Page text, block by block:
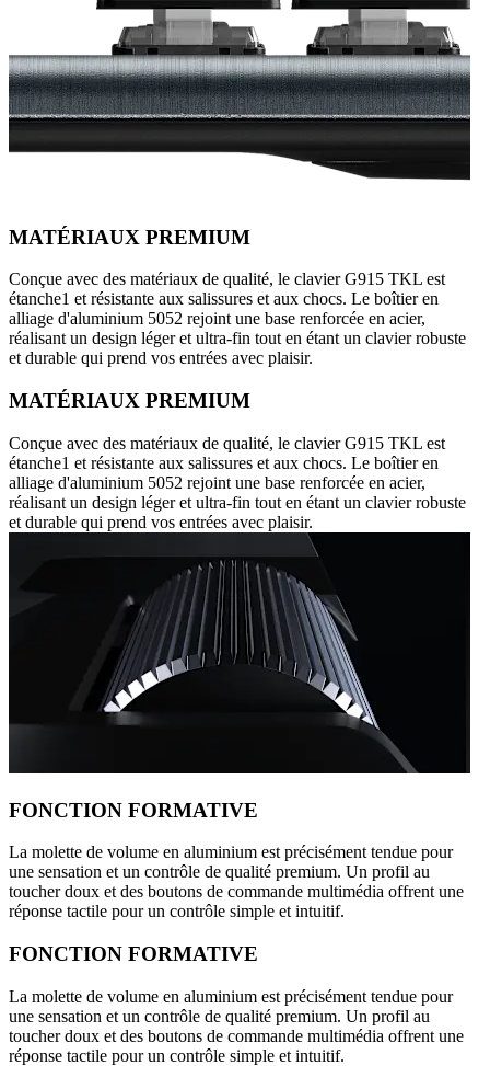
MATÉRIAUX PREMIUM
Conçue avec des matériaux de qualité, le clavier G915 TKL est
étanche1 et résistante aux salissures et aux chocs. Le boîtier en
alliage d'aluminium 5052 rejoint une base renforcée en acier,
réalisant un design léger et ultra-fin tout en étant un clavier robuste
et durable qui prend vos entrées avec plaisir.
MATÉRIAUX PREMIUM
Conçue avec des matériaux de qualité, le clavier G915 TKL est
étanche1 et résistante aux salissures et aux chocs. Le boîtier en
alliage d'aluminium 5052 rejoint une base renforcée en acier,
réalisant un design léger et ultra-fin tout en étant un clavier robuste
et durable qui prend vos entrées avec plaisir.
FONCTION FORMATIVE
La molette de volume en aluminium est précisément tendue pour
une sensation et un contrôle de qualité premium. Un profil au
toucher doux et des boutons de commande multimédia offrent une
réponse tactile pour un contrôle simple et intuitif.
FONCTION FORMATIVE
La molette de volume en aluminium est précisément tendue pour
une sensation et un contrôle de qualité premium. Un profil au
toucher doux et des boutons de commande multimédia offrent une
réponse tactile pour un contrôle simple et intuitif.